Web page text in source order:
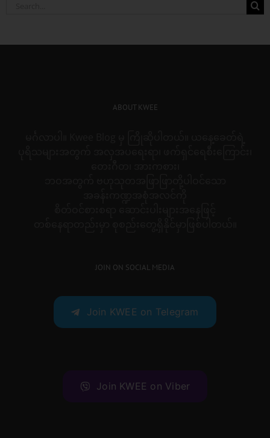
ABOUT KWEE
JOIN ON SOCIAL MEDIA
Join KWEE on Telegram
Join KWEE on Viber